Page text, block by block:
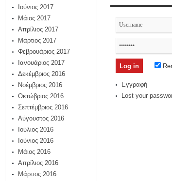
Ιούνιος 2017
Μάιος 2017
Απρίλιος 2017
Μάρτιος 2017
Φεβρουάριος 2017
Ιανουάριος 2017
Δεκέμβριος 2016
Νοέμβριος 2016
Οκτώβριος 2016
Σεπτέμβριος 2016
Αύγουστος 2016
Ιούλιος 2016
Ιούνιος 2016
Μάιος 2016
Απρίλιος 2016
Μάρτιος 2016
Εγγραφή
Lost your